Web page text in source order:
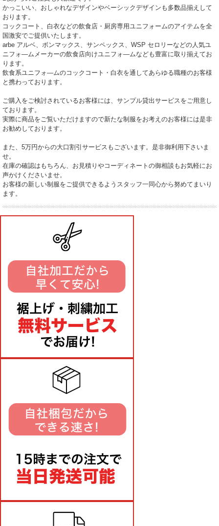
かっこいい、おしゃれなデザインやベーシックデザインも多数品揃えして
おります。
コックコート、白衣などの飲食店・厨房専用ユニフォームのアイテムを全
国激安でご提供いたします。
arbe アルベ、ボンマックス、サンペックス、WSP セロリーなどの人気ユ
ニフォ―ムメーカーの飲食店向けユニフォ―ムなども豊富に取り揃えてお
ります。
飲食系ユニフォ―ムのコックコート・白衣を通してあらゆる職種のお客様
と携わっております。
ご購入をご検討されているお客様には、サンプル貸出サービスをご用意し
ております。
実際に商品をご覧いただけますので新たな制服をお考えのお客様には是非
お勧めしております。
また、5万円からの大口割引サービスもございます。是非御利用下さいま
せ。
在庫の確認はもちろん、お見積りやコーディネートの御相談もお気軽にお
声かけくださいませ。
お客様の新しい制服をご提供できるようスタッフ一同心から努めてまいり
ます。